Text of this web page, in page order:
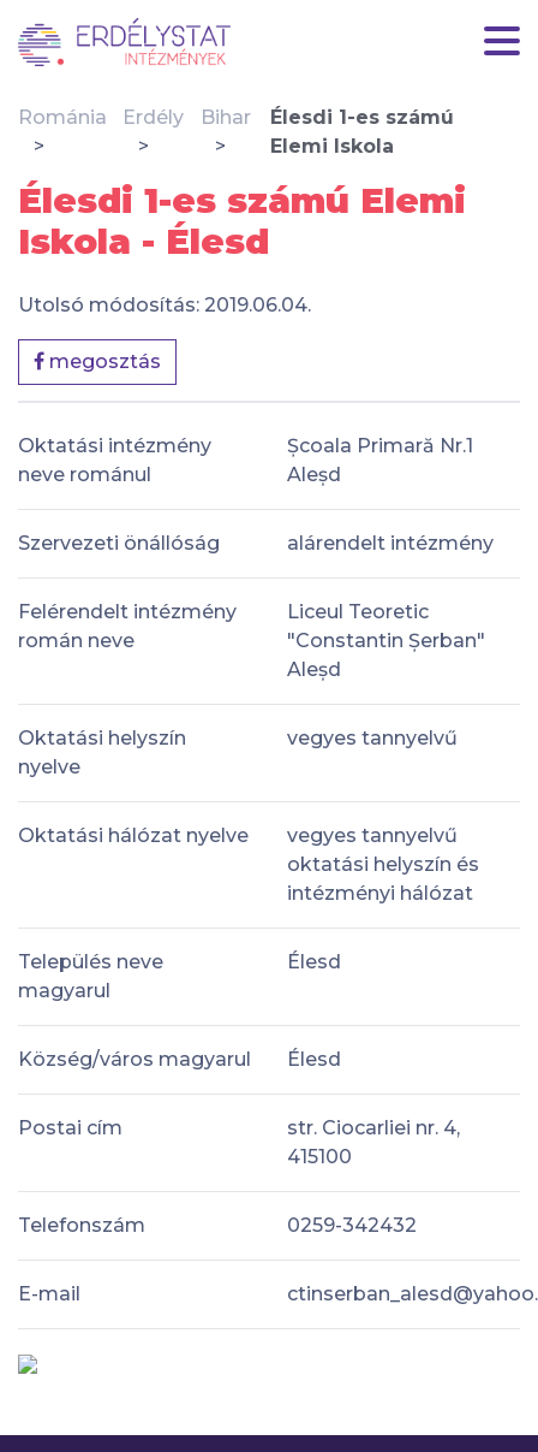
Románia Erdély Bihar
Élesdi 1-es számú
Elemi Iskola
Élesdi 1-es számú Elemi
Iskola - Élesd
Utolsó módosítás: 2019.06.04.
megosztás
Oktatási intézmény
neve románul
Școala Primară Nr.1
Aleșd
Szervezeti önállóság alárendelt intézmény
Felérendelt intézmény
román neve
Liceul Teoretic
"Constantin Șerban"
Aleșd
Oktatási helyszín
nyelve
vegyes tannyelvű
Oktatási hálózat nyelve
vegyes tannyelvű
oktatási helyszín és
intézményi hálózat
Település neve
magyarul
Élesd
Község/város magyarul Élesd
Postai cím
str. Ciocarliei nr. 4,
415100
Telefonszám 0259-342432
E-mail